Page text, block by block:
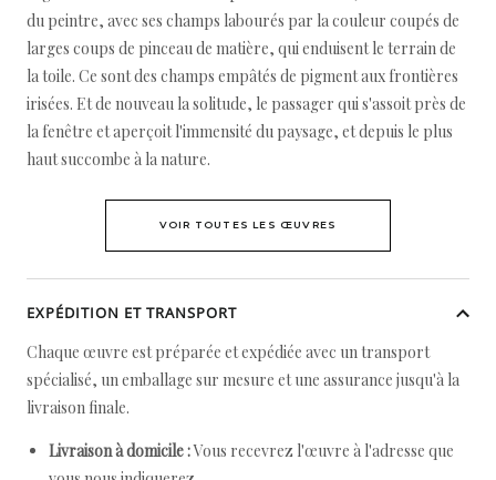
du peintre, avec ses champs labourés par la couleur coupés de
larges coups de pinceau de matière, qui enduisent le terrain de
la toile. Ce sont des champs empâtés de pigment aux frontières
irisées. Et de nouveau la solitude, le passager qui s'assoit près de
la fenêtre et aperçoit l'immensité du paysage, et depuis le plus
haut succombe à la nature.
VOIR TOUTES LES ŒUVRES
EXPÉDITION ET TRANSPORT
Chaque œuvre est préparée et expédiée avec un transport
spécialisé, un emballage sur mesure et une assurance jusqu'à la
livraison finale.
Livraison à domicile :Vous recevrez l'œuvre à l'adresse que